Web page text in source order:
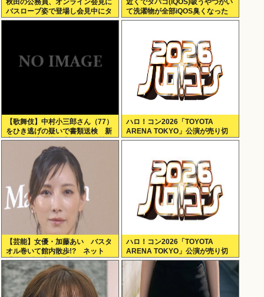
秋田の公務員、オンライン会見に
バスローブ姿で登場し会見中にタ
バコを吸う←あのさあ！
近くでタバコ(iQOS)吸うやつがい
て洗濯物が全部iQOS臭くなった
【歌舞伎】中村小三郎さん（77）
をひき逃げの疑いで書類送検 新
宿区の路上で歩行者の20代女性を
はねてけがをさせたうえ、そのま
ハロ！コン2026「TOYOTA
ARENA TOKYO」公演が売り切
れない
【芸能】女優・加藤あい バスタ
オル巻いて館内散歩!? ネット
「思わず二度見」「IWGPを思い
出す」「セクシーサンキュー」
ハロ！コン2026「TOYOTA
ARENA TOKYO」公演が売り切
れない